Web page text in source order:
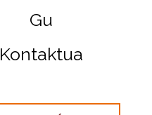
Gu
Kontaktua